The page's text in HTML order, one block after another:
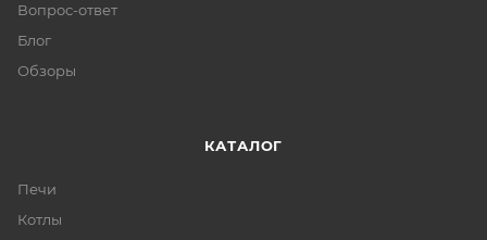
Вопрос-ответ
Блог
Обзоры
КАТАЛОГ
Печи
Котлы